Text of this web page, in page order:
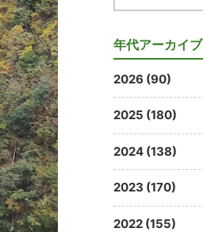
年代アーカイブ
2026 (90)
2025 (180)
2024 (138)
2023 (170)
2022 (155)